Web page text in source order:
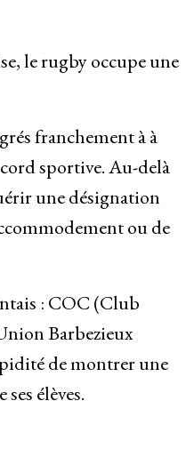
le rugby occupe une
franchement à à
sportive. Au-delà
une désignation
ou de
: COC (Club
Barbezieux
de montrer une
élèves.